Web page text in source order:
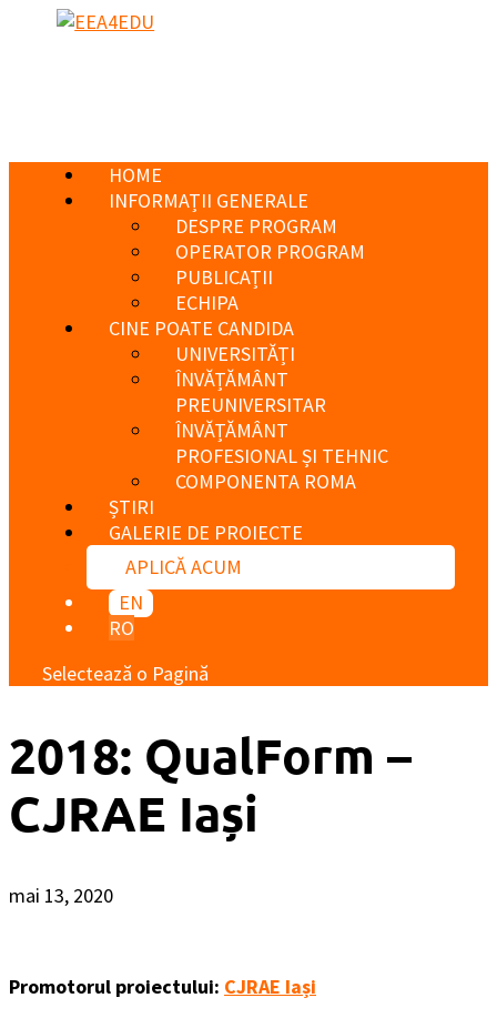
HOME
INFORMAȚII GENERALE
DESPRE PROGRAM
OPERATOR PROGRAM
PUBLICAȚII
ECHIPA
CINE POATE CANDIDA
UNIVERSITĂȚI
ÎNVĂȚĂMÂNT
PREUNIVERSITAR
ÎNVĂȚĂMÂNT
PROFESIONAL ȘI TEHNIC
COMPONENTA ROMA
ȘTIRI
GALERIE DE PROIECTE
APLICĂ ACUM
EN
RO
Selectează o Pagină
2018: QualForm –
CJRAE Iași
mai 13, 2020
Promotorul proiectului: CJRAE Iași